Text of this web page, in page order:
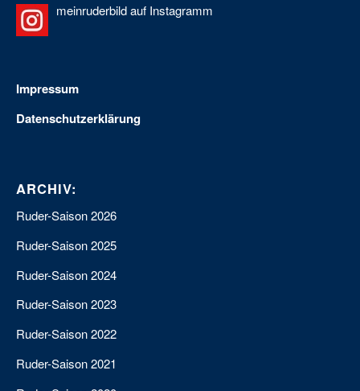
meinruderbild auf Instagramm
Impressum
Datenschutzerklärung
ARCHIV:
Ruder-Saison 2026
Ruder-Saison 2025
Ruder-Saison 2024
Ruder-Saison 2023
Ruder-Saison 2022
Ruder-Saison 2021